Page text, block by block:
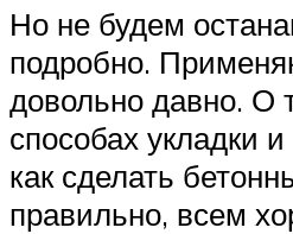
Но не будем
подробно.
довольно давно. О
способах укладки
как сделать
правильно, всем